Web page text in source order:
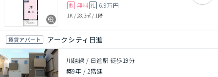
敷 無料 礼 6.9万円
1K / 28.3㎡ / 1階
賃貸アパート アークシティ日進
川越線 / 日進駅 徒歩19分
築9年 / 2階建